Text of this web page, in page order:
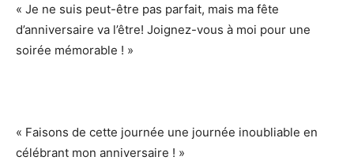
« Je ne suis peut-être pas parfait, mais ma fête
d’anniversaire va l’être! Joignez-vous à moi pour une
soirée mémorable ! »
« Faisons de cette journée une journée inoubliable en
célébrant mon anniversaire ! »